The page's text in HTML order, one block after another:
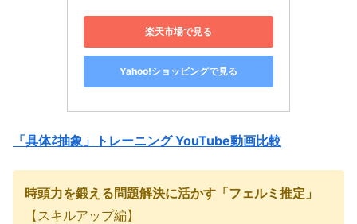
楽天市場で見る
Yahoo!ショッピングで見る
「具体⇄抽象」トレーニング YouTube動画比較
時頭力を鍛える問題解決に活かす「フェルミ推定」
【スキルアップ編】